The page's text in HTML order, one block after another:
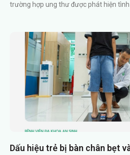
trường hợp ung thư được phát hiện
Dấu hiệu trẻ bị bàn chân bẹt